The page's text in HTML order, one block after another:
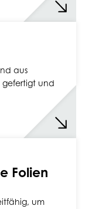
aus
gefertigt und
Folien
um